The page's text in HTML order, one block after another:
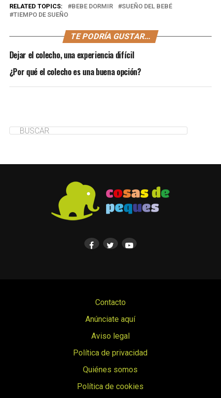
RELATED TOPICS: BEBE DORMIR
SUEÑO DEL BEBÉ
TIEMPO DE SUEÑO
TE PODRÍA GUSTAR...
Dejar el colecho, una experiencia difícil
¿Por qué el colecho es una buena opción?
Contacto
Anúnciate aquí
Aviso legal
Política de privacidad
Quiénes somos
Política de cookies